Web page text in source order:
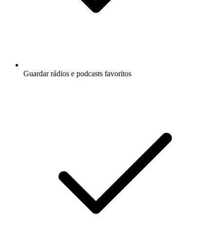
Guardar rádios e podcasts favoritos